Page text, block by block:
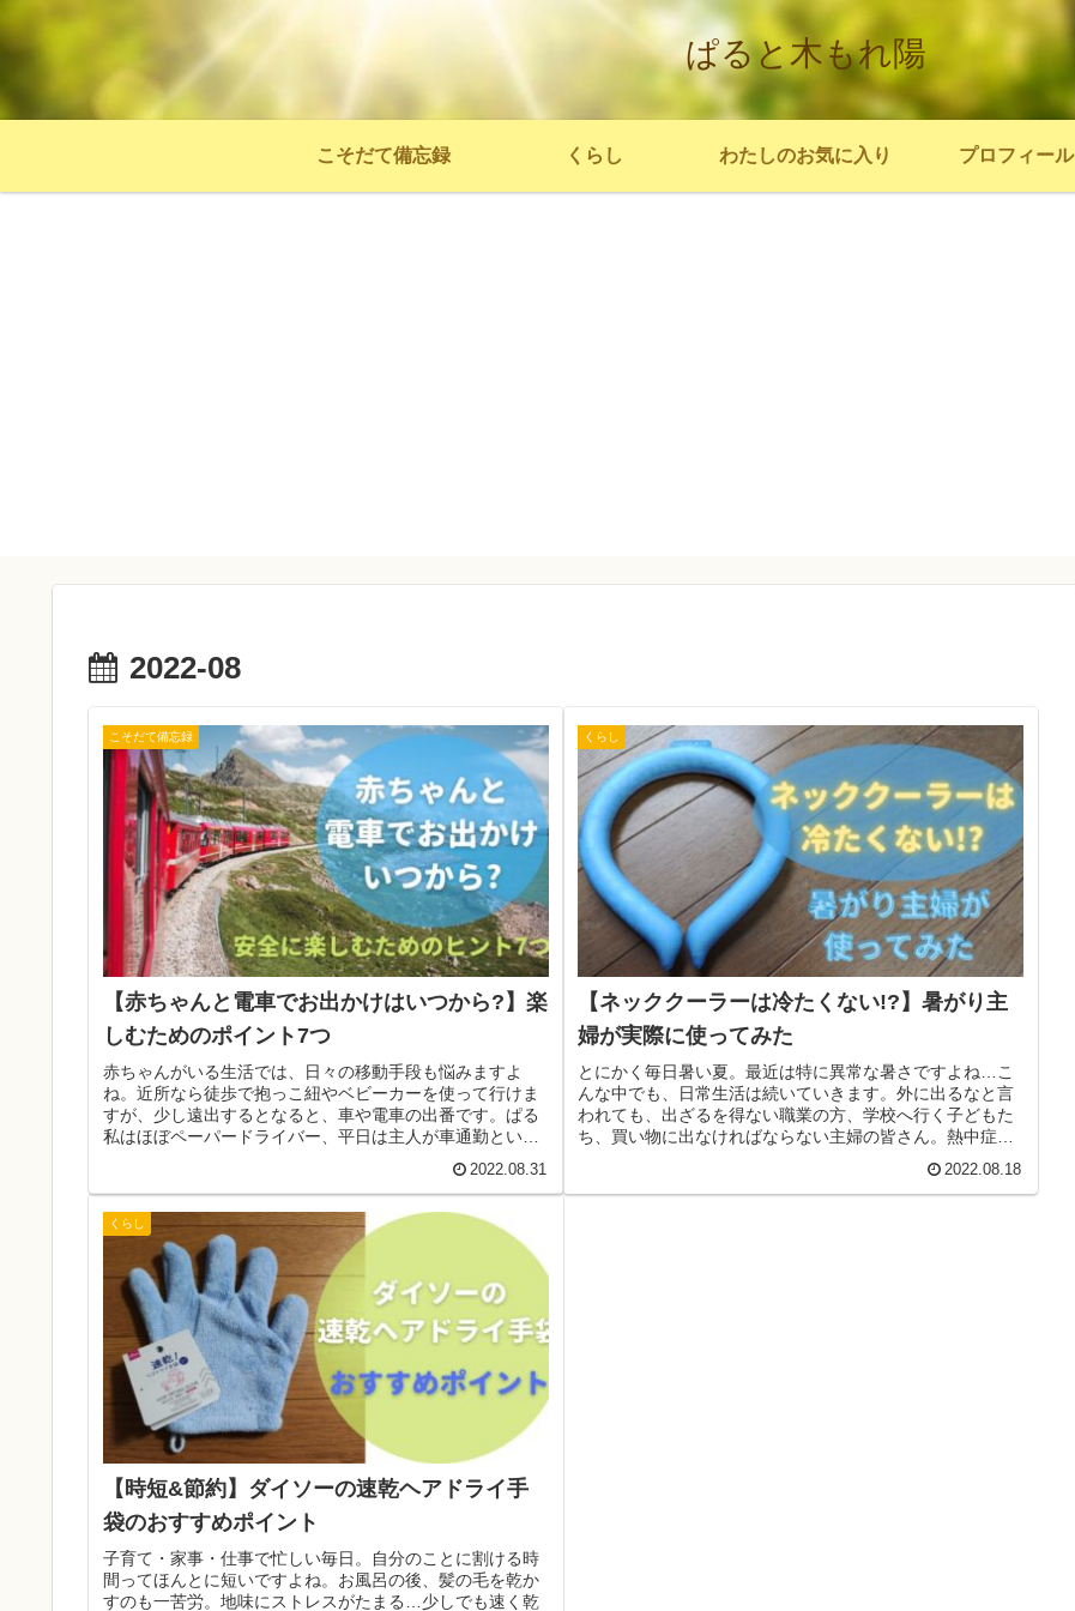
ぱると木もれ陽
こそだて備忘録 くらし わたしのお気に入り プロフィール
2022-08
こそだて備忘録
【赤ちゃんと電車でお出かけはいつから?】楽
しむためのポイント7つ
赤ちゃんがいる生活では、日々の移動手段も悩みますよ
ね。近所なら徒歩で抱っこ紐やベビーカーを使って行けま
すが、少し遠出するとなると、車や電車の出番です。ぱる
私はほぼペーパードライバー、平日は主人が車通勤という
2022.08.31
くらし
【ネッククーラーは冷たくない!?】暑がり主
婦が実際に使ってみた
とにかく毎日暑い夏。最近は特に異常な暑さですよね…こ
んな中でも、日常生活は続いていきます。外に出るなと言
われても、出ざるを得ない職業の方、学校へ行く子どもた
ち、買い物に出なければならない主婦の皆さん。熱中症が
2022.08.18
くらし
【時短&節約】ダイソーの速乾ヘアドライ手
袋のおすすめポイント
子育て・家事・仕事で忙しい毎日。自分のことに割ける時
間ってほんとに短いですよね。お風呂の後、髪の毛を乾か
すのも一苦労。地味にストレスがたまる…少しでも速く乾